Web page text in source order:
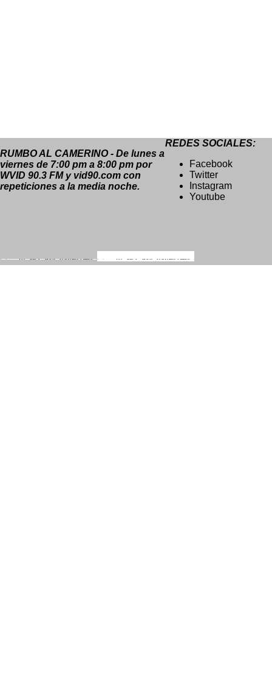
RUMBO AL CAMERINO - De lunes a
viernes de 7:00 pm a 8:00 pm por
WVID 90.3 FM y vid90.com con
repeticiones a la media noche.
REDES SOCIALES:
Facebook
Twitter
Instagram
Youtube